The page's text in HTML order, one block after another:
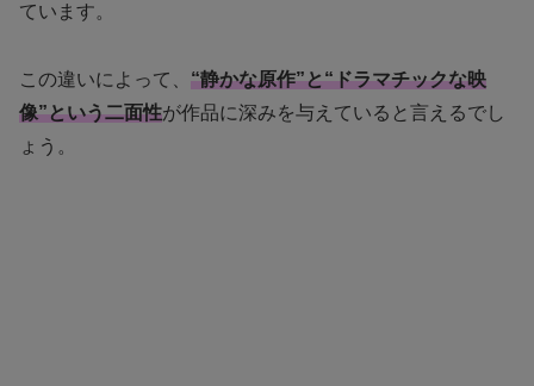
ています。
この違いによって、 “静かな原作”と“ドラマチックな映
像”という二面性が作品に深みを与えていると言えるでし
ょう。